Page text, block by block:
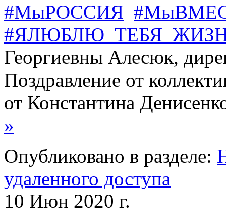
#МыРОССИЯ
Георгиевны Алесюк,
Поздравление от
от Константина
»
Опубликовано в разделе:
удаленного доступа
10 Июн 2020 г.